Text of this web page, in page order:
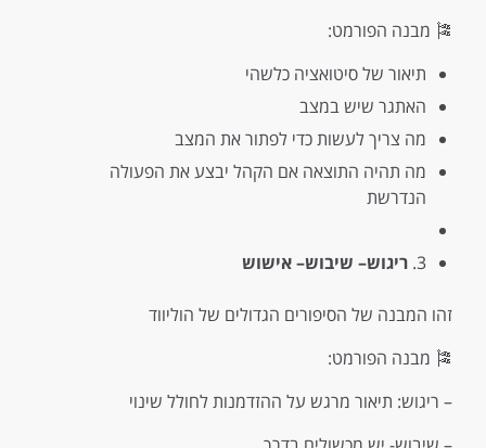
🎏 מבנה הפורמט:
תיאור של סיטואציה כלשהי
האתגר שיש במצב
מה צריך לעשות כדי לפתור את המצב
מה תהיה התוצאה אם הקהל יבצע את הפעולה
הנדרשת
3. ריגוש– שיבוש–אישוש
זהו המבנה של הסיפורים הגדולים של הוליווד
🎏 מבנה הפורמט:
– ריגוש: תיאור מרגש על ההזדמנות לחולל שינוי